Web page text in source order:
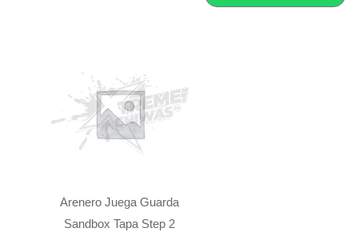
Arenero Juega Guarda
Sandbox Tapa Step 2